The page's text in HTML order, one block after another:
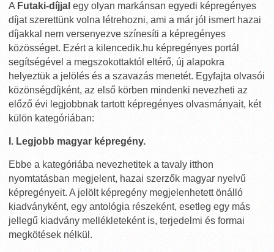
A Futaki-díjjal egy olyan markánsan egyedi képregényes
díjat szerettünk volna létrehozni, ami a már jól ismert hazai
díjakkal nem versenyezve színesíti a képregényes
közösséget. Ezért a kilencedik.hu képregényes portál
segítségével a megszokottaktól eltérő, új alapokra
helyeztük a jelölés és a szavazás menetét. Egyfajta olvasói
közönségdíjként, az első körben mindenki nevezheti az
előző évi legjobbnak tartott képregényes olvasmányait, két
külön kategóriában:
I. Legjobb magyar képregény.
Ebbe a kategóriába nevezhetitek a tavaly itthon
nyomtatásban megjelent, hazai szerzők magyar nyelvű
képregényeit. A jelölt képregény megjelenhetett önálló
kiadványként, egy antológia részeként, esetleg egy más
jellegű kiadvány mellékleteként is, terjedelmi és formai
megkötések nélkül.